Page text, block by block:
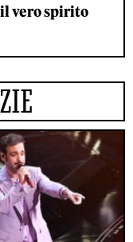
vero spirito